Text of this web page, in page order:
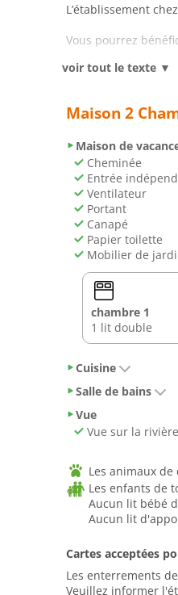
L’établissement
Vous pourrez
Vous séjournerez
voir tout le texte ▼
Maison 2
Maison de
Cheminée
Entrée
Ventilateur
Portant
Canapé
Papier toilette
Mobilier de
chambre 1
1 lit double
Cuisine
Salle de bains
Vue
Vue sur la rivière
Les animaux
Les enfants de
Aucun lit bébé
Aucun lit
Cartes acceptées
Les enterrements
Veuillez informer